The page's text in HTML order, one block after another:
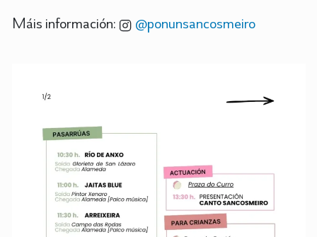
Máis información:
@ponunsancosmeiro